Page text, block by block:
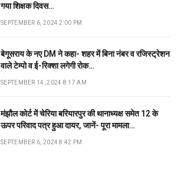
गया शिक्षक दिवस…
SEPTEMBER 6, 2024 2:00 PM
बेगूसराय के नए DM ने कहा- शहर में बिना नंबर व रजिस्ट्रेशन
वाले टेम्पो व ई-रिक्शा लगेगी रोक…
SEPTEMBER 14, 2024 8:17 AM
मंझौल कोर्ट में चेरिया बरियारपुर की थानाध्यक्ष समेत 12 के
ऊपर परिवाद पत्र हुआ दायर, जानें- पूरा मामला…
SEPTEMBER 6, 2024 8:42 PM